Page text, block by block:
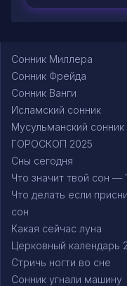
Сонник Миллера
Сонник Фрейда
Сонник Ванги
Исламский сонник
Мусульманский сонник
ГОРОСКОП 2025
Сны сегодня
Что значит твой сон —
Что делать если
сон
Какая сейчас луна
Церковный календарь
Стричь ногти во сне
Сонник угнали машину